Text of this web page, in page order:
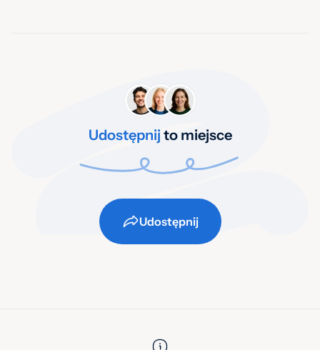
Udostępnij to miejsce
Udostępnij